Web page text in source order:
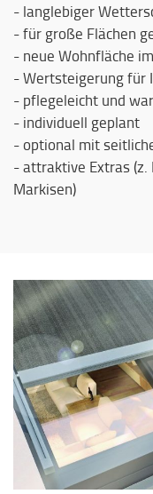
- langlebiger
- für große Flächen
- neue Wohnfläche
- Wertsteigerung für
- pflegeleicht und
- individuell geplant
- optional mit
- attraktive Extras (z.
Markisen)